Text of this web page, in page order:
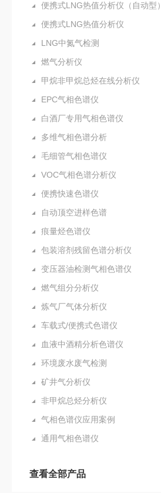
便携式LNG热值分析仪（自动型）
便携式LNG热值分析仪
LNG中氮气检测
燃气分析仪
甲烷非甲烷总烃在线分析仪
EPC气相色谱仪
白酒厂专用气相色谱仪
多维气相色谱分析
毛细管气相色谱仪
VOC气相色谱分析仪
便携快速色谱仪
自动顶空进样色谱
痕量烃色谱仪
包装溶剂残留色谱分析仪
变压器油检测气相色谱仪
燃气组分分析仪
炼气厂气体分析仪
车载式/便携式色谱仪
血液中酒精分析色谱仪
环境废水废气检测
矿井气分析仪
非甲烷总烃分析仪
气相色谱仪应用案例
通用气相色谱仪
查看全部产品